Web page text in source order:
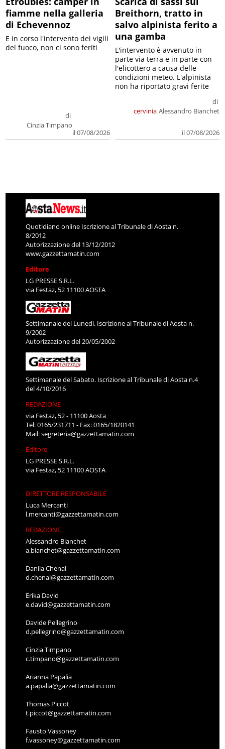
fiamme nella galleria
di Echevennoz
di
Cinzia Timpano
il 07/08/2026
E in corso l'intervento dei vigili
del fuoco, non ci sono feriti
Breithorn, tratto in
salvo alpinista ferito a
una gamba
cervinia
di
Alessandro Bianchet
il 07/08/2026
L'intervento è avvenuto in
parte via terra e in parte con
l'elicottero a causa delle
condizioni meteo. L'alpinista
non ha riportato gravi ferite
Quotidiano online Iscrizione al Tribunale di Aosta n.
8/2012
Autorizzazione del 13/12/2012
www.gazzettamatin.com
Editore
LG PRESSE S.R.L.
via Festaz, 52 11100 AOSTA
Settimanale del Lunedì. Iscrizione al Tribunale di Aosta n.
9/2002
Autorizzazione del 20/05/2002
Settimanale del Sabato. Iscrizione al Tribunale di Aosta n.4
del 4/10/2016
REDAZIONE
via Festaz, 52 - 11100 Aosta
Tel: 0165/231711 - Fax: 0165/1820141
Mail:segreteria@gazzettamatin.com
Editore
LG PRESSE S.R.L.
via Festaz, 52 11100 AOSTA
DIRETTORE RESPONSABILE
Luca Mercanti
l.mercanti@gazzettamatin.com
REDAZIONE
Alessandro Bianchet
a.bianchet@gazzettamatin.com
Danila Chenal
d.chenal@gazzettamatin.com
Erika David
e.david@gazzettamatin.com
Davide Pellegrino
d.pellegrino@gazzettamatin.com
Cinzia Timpano
c.timpano@gazzettamatin.com
Arianna Papalia
a.papalia@gazzettamatin.com
Thomas Piccot
t.piccot@gazzettamatin.com
Fausto Vassoney
f.vassoney@gazzettamatin.com